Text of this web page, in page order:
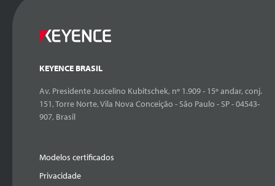
KEYENCE BRASIL
Av. Presidente Juscelino Kubitschek, nº 1.909 - 15º andar, conj.
151, Torre Norte, Vila Nova Conceição - São Paulo - SP - 04543-
907, Brasil
Modelos certificados
Privacidade